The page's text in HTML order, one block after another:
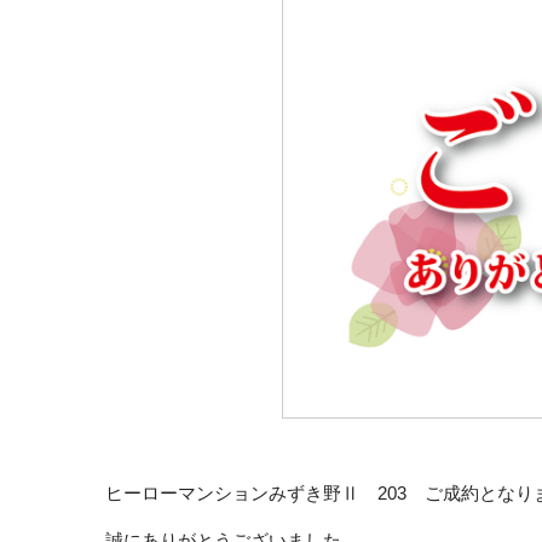
ヒーローマンションみずき野Ⅱ 203 ご成約となり